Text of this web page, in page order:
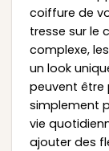
coiffure de
tresse sur le
complexe,
un look
peuvent être
simplement
vie
ajouter des